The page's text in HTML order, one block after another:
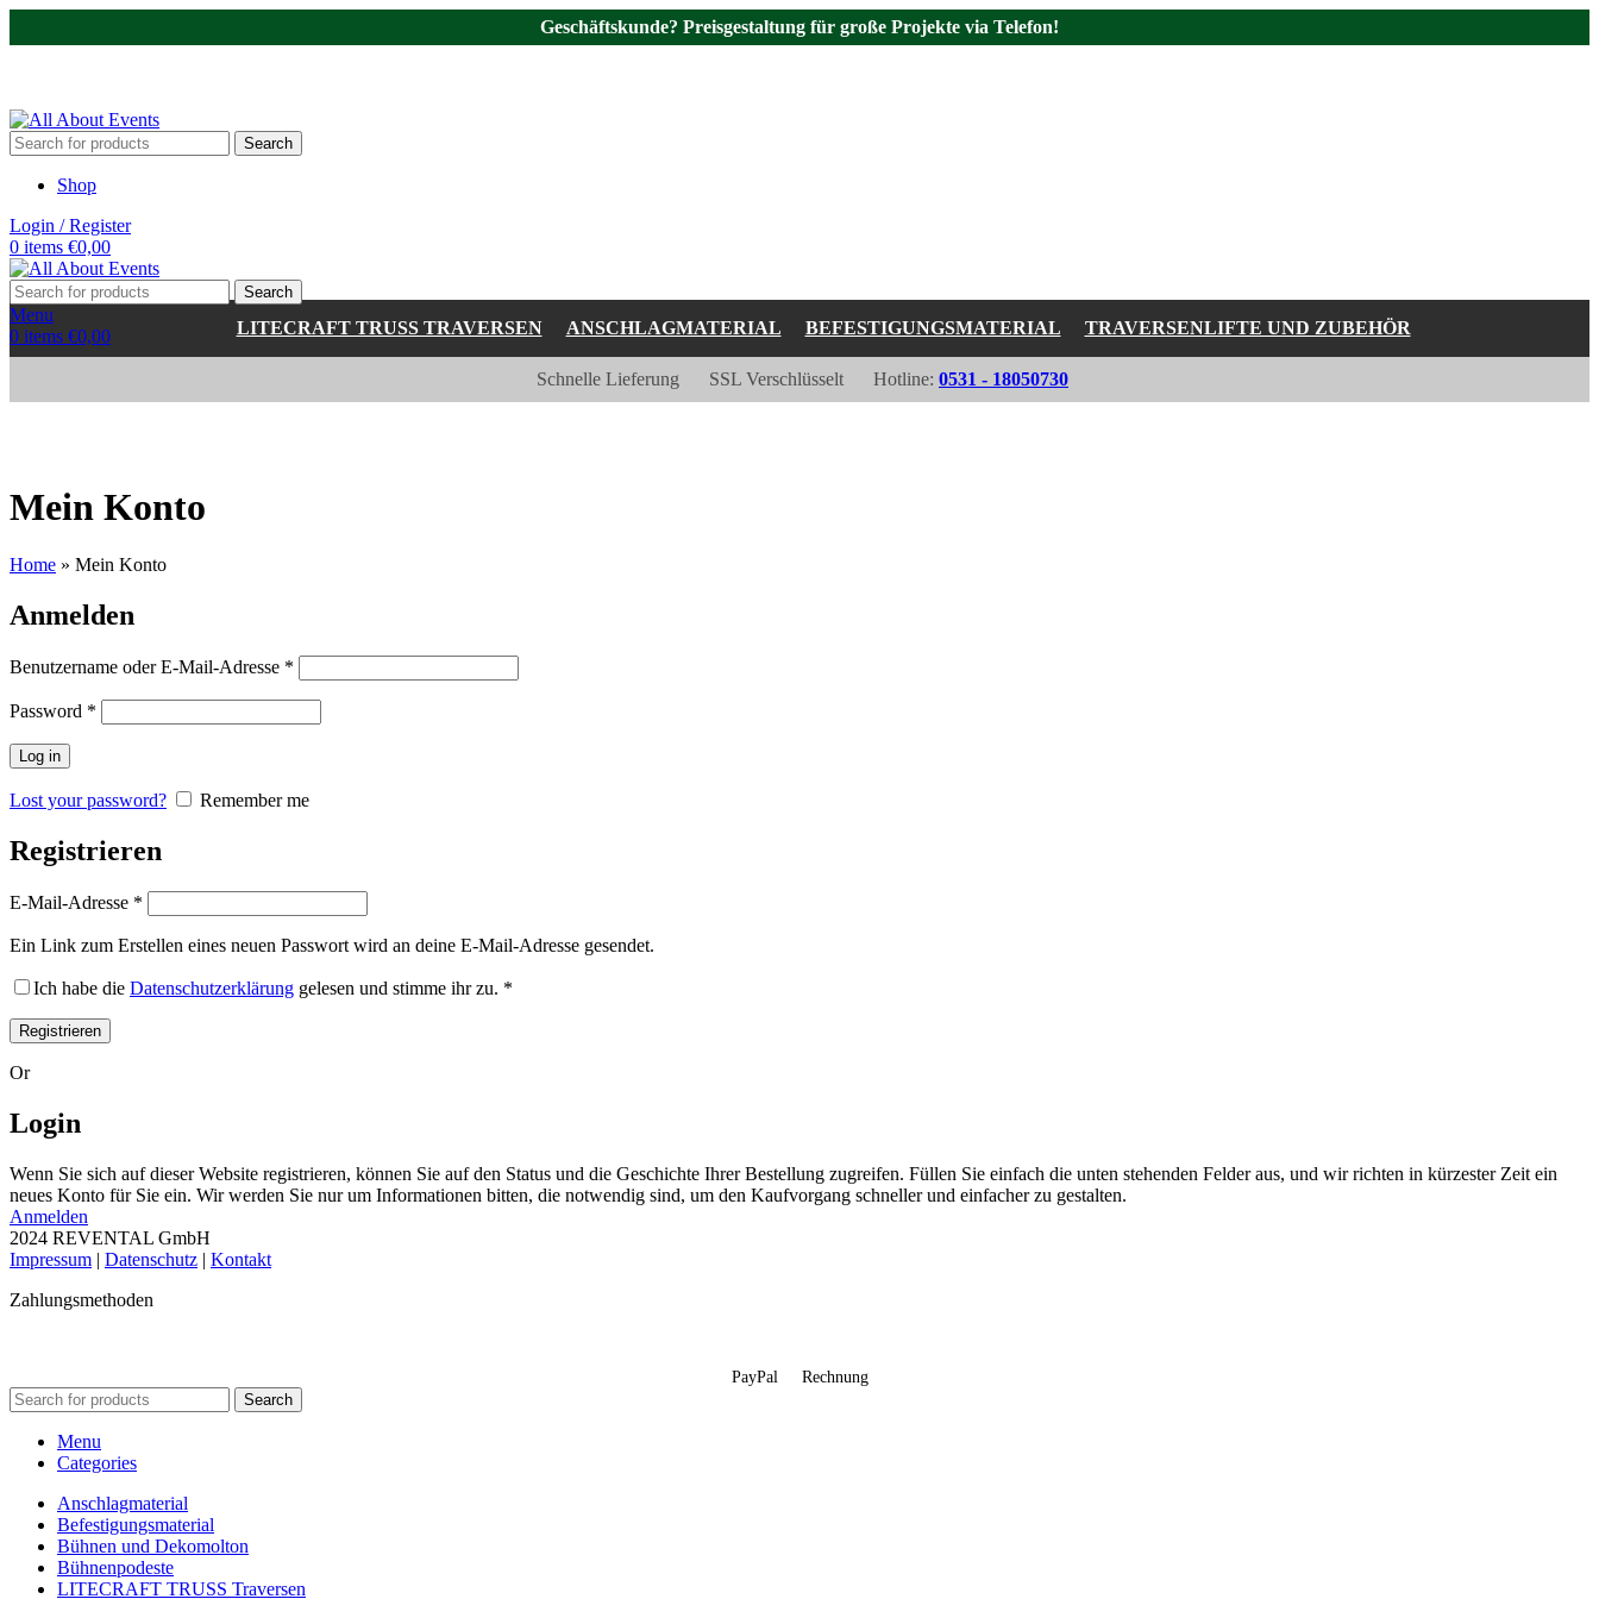
Geschäftskunde? Preisgestaltung für große Projekte via Telefon!
Search
Shop
Login / Register
0 items €0,00
Search
Menu
0 items €0,00 LITECRAFT TRUSS TRAVERSEN ANSCHLAGMATERIAL BEFESTIGUNGSMATERIAL TRAVERSENLIFTE UND ZUBEHÖR
Schnelle Lieferung SSL Verschlüsselt Hotline: 0531 - 18050730
Mein Konto
Home » Mein Konto
Anmelden
Benutzername oder E-Mail-Adresse *
Password *
Log in
Lost your password? Remember me
Registrieren
E-Mail-Adresse *
Ein Link zum Erstellen eines neuen Passwort wird an deine E-Mail-Adresse gesendet.
Ich habe die Datenschutzerklärung gelesen und stimme ihr zu. *
Registrieren
Or
Login
Wenn Sie sich auf dieser Website registrieren, können Sie auf den Status und die Geschichte Ihrer Bestellung zugreifen. Füllen Sie einfach die unten stehenden Felder aus, und wir richten in kürzester Zeit ein
neues Konto für Sie ein. Wir werden Sie nur um Informationen bitten, die notwendig sind, um den Kaufvorgang schneller und einfacher zu gestalten.
Anmelden
2024 REVENTAL GmbH
Impressum | Datenschutz | Kontakt
Zahlungsmethoden
PayPal Rechnung
Search
Menu
Categories
Anschlagmaterial
Befestigungsmaterial
Bühnen und Dekomolton
Bühnenpodeste
LITECRAFT TRUSS Traversen